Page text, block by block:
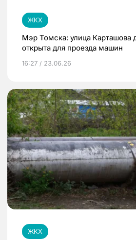
ЖКХ
Мэр Томска: улица Карташова
открыта для проезда машин
16:27 / 23.06.26
ЖКХ